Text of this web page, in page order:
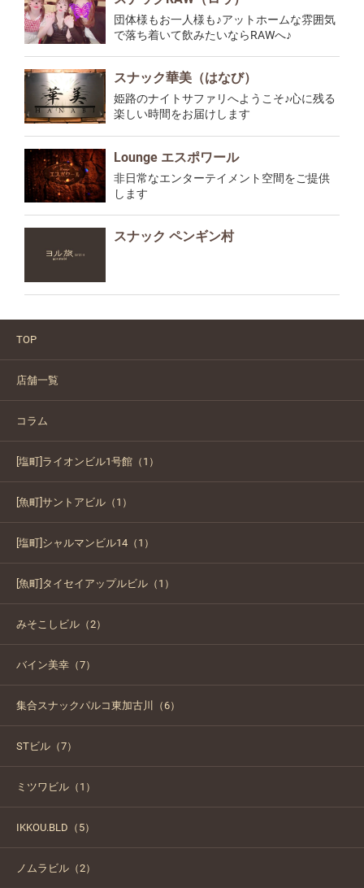
団体様もお一人様も♪アットホームな雰囲気
で落ち着いて飲みたいならRAWへ♪
スナック華美（はなび）
姫路のナイトサファリへようこそ♪心に残る
楽しい時間をお届けします
Lounge エスポワール
非日常なエンターテイメント空間をご提供
します
スナック ペンギン村
TOP
店舗一覧
コラム
[塩町]ライオンビル1号館（1）
[魚町]サントアビル（1）
[塩町]シャルマンビル14（1）
[魚町]タイセイアップルビル（1）
みそこしビル（2）
バイン美幸（7）
集合スナックパルコ東加古川（6）
STビル（7）
ミツワビル（1）
IKKOU.BLD（5）
ノムラビル（2）